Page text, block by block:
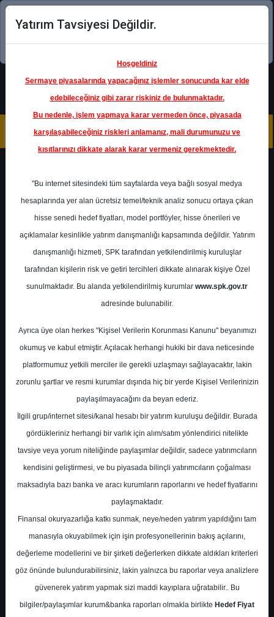
Şimdi uygulamayı indirin!
GARAN - TÜRKİYE GARANTİ
BANKASI A.Ş.
Hedef Fiyat 63.50 ₺
Getiri
%0.00
1
Get.
0
Salı, 31 Ekim 2023
En Yüksek Tahmin 206,96 ₺
Ortalama Fiyat Tahmini 186,96 ₺
Ortalama Getiri Potansiyeli %46.29
Kurum Sayısı
21
Al Tut
Endeks
Tavsiye
Nötr
Yatırım Tavsiyesi Değildir.
Hoşgeldiniz
Sermaye piyasalarında yapacağınız işlemler sonucunda kar elde
edebileceğiniz gibi zarar riskiniz de bulunmaktadır.
Bu nedenle, işlem yapmaya karar vermeden önce, piyasada
karşılaşabileceğiniz riskleri anlamanız, mali durumunuzu ve
kısıtlarınızı dikkate alarak karar vermeniz gerekmektedir.
"Bu internet sitesindeki tüm sayfalarda veya bağlı sosyal medya
hesaplarında yer alan ücretsiz temel/teknik analiz sonucu ortaya çıkan
hisse senedi hedef fiyatları, model portföyler, hisse önerileri ve
açıklamalar kesinlikle yatırım danışmanlığı kapsamında değildir. Yatırım
danışmanlığı hizmeti, SPK tarafından yetkilendirilmiş kuruluşlar
tarafından kişilerin risk ve getiri tercihleri dikkate alınarak kişiye Özel
sunulmaktadır. Bu alanda yetkilendirilmiş kurumlar www.spk.gov.tr
adresinde bulunabilir.
Ayrıca üye olan herkes "Kişisel Verilerin Korunması Kanunu" beyanımızı
okumuş ve kabul etmiştir. Açılacak herhangi hukiki bir dava neticesinde
platformumuz yetkili merciler ile gerekli uzlaşmayı sağlayacaktır, lakin
zorunlu şartlar ve resmi kurumlar dışında hiç bir yerde Kişisel Verilerinizin
paylaşılmayacağını da beyan ederiz.
İlgili grup/internet sitesi/kanal hesabı bir yatırım kuruluşu değildir. Burada
gördükleriniz herhangi bir varlık için alım/satım yönlendirici nitelikte
tavsiye veya yorum niteliğinde paylaşımlar değildir, sadece yatırımcıların
kendisini geliştirmesi, ve bu piyasada bilinçli yatırımcıların çoğalması
maksadıyla bazı banka ve aracı kurumların raporlarını ve hedef fiyatlarını
paylaşmaktadır.
Finansal okuryazarlığa katkı sunmak, neye/neden yatırım yapıldığını tam
manasıyla okuyabilmek için işin profesyonellerinin bakış açılarını,
değerleme modellerini ve bir şirketi değerlerken dikkate aldıkları kriterleri
göz önünde bulundurabilirsiniz, lakin yalnızca bu raporlar veya analizlere
güvenerek yatırım yapmak sizi maddi kayıplara uğratabilir.. Bu
bilgiler/paylaşımlar kurum&banka raporları olmakla birlikte Hedef Fiyat